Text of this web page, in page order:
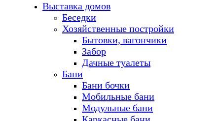
Выставка домов
Беседки
Хозяйственные постройки
Бытовки, вагончики
Забор
Дачные туалеты
Бани
Бани бочки
Мобильные бани
Модульные бани